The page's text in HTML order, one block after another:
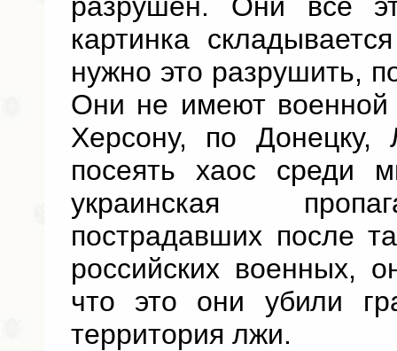
картинка
нужно это разрушить,
Они не имеют
Херсону, по
посеять хаос среди
украинская
пострадавших после
российских военных,
что это они убили
территория лжи.